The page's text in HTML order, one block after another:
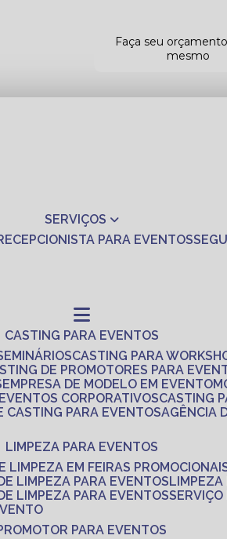
Faça seu
mesmo
SERVIÇOS
RECEPCIONISTA PARA EVENTOS
CASTING PARA EVENTOS
CASTING PARA
DE PROMOTORES PARA
EMPRESA DE MODELO EM EVENTO
CORPORATIVOS
CASTING
CASTING PARA EVENTOS
AGÊNCIA
LIMPEZA PARA EVENTOS
LIMPEZA EM FEIRAS
DE LIMPEZA PARA EVENTOS
DE LIMPEZA PARA EVENTOS
PROMOTOR PARA EVENTOS